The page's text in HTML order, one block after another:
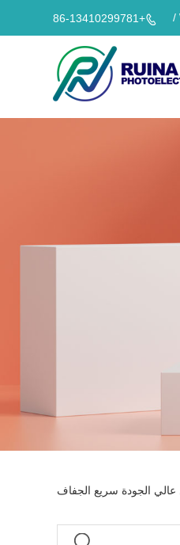

+86-13410299781
الجودة سريع الجفاف